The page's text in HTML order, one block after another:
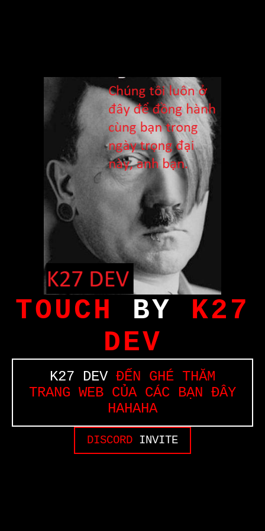
TOUCH BY K27
DEV
K27 DEVĐẾN GHÉ THĂM
TRANG WEB CỦA CÁC BẠN ĐÂY
HAHAHA
DISCORD INVITE